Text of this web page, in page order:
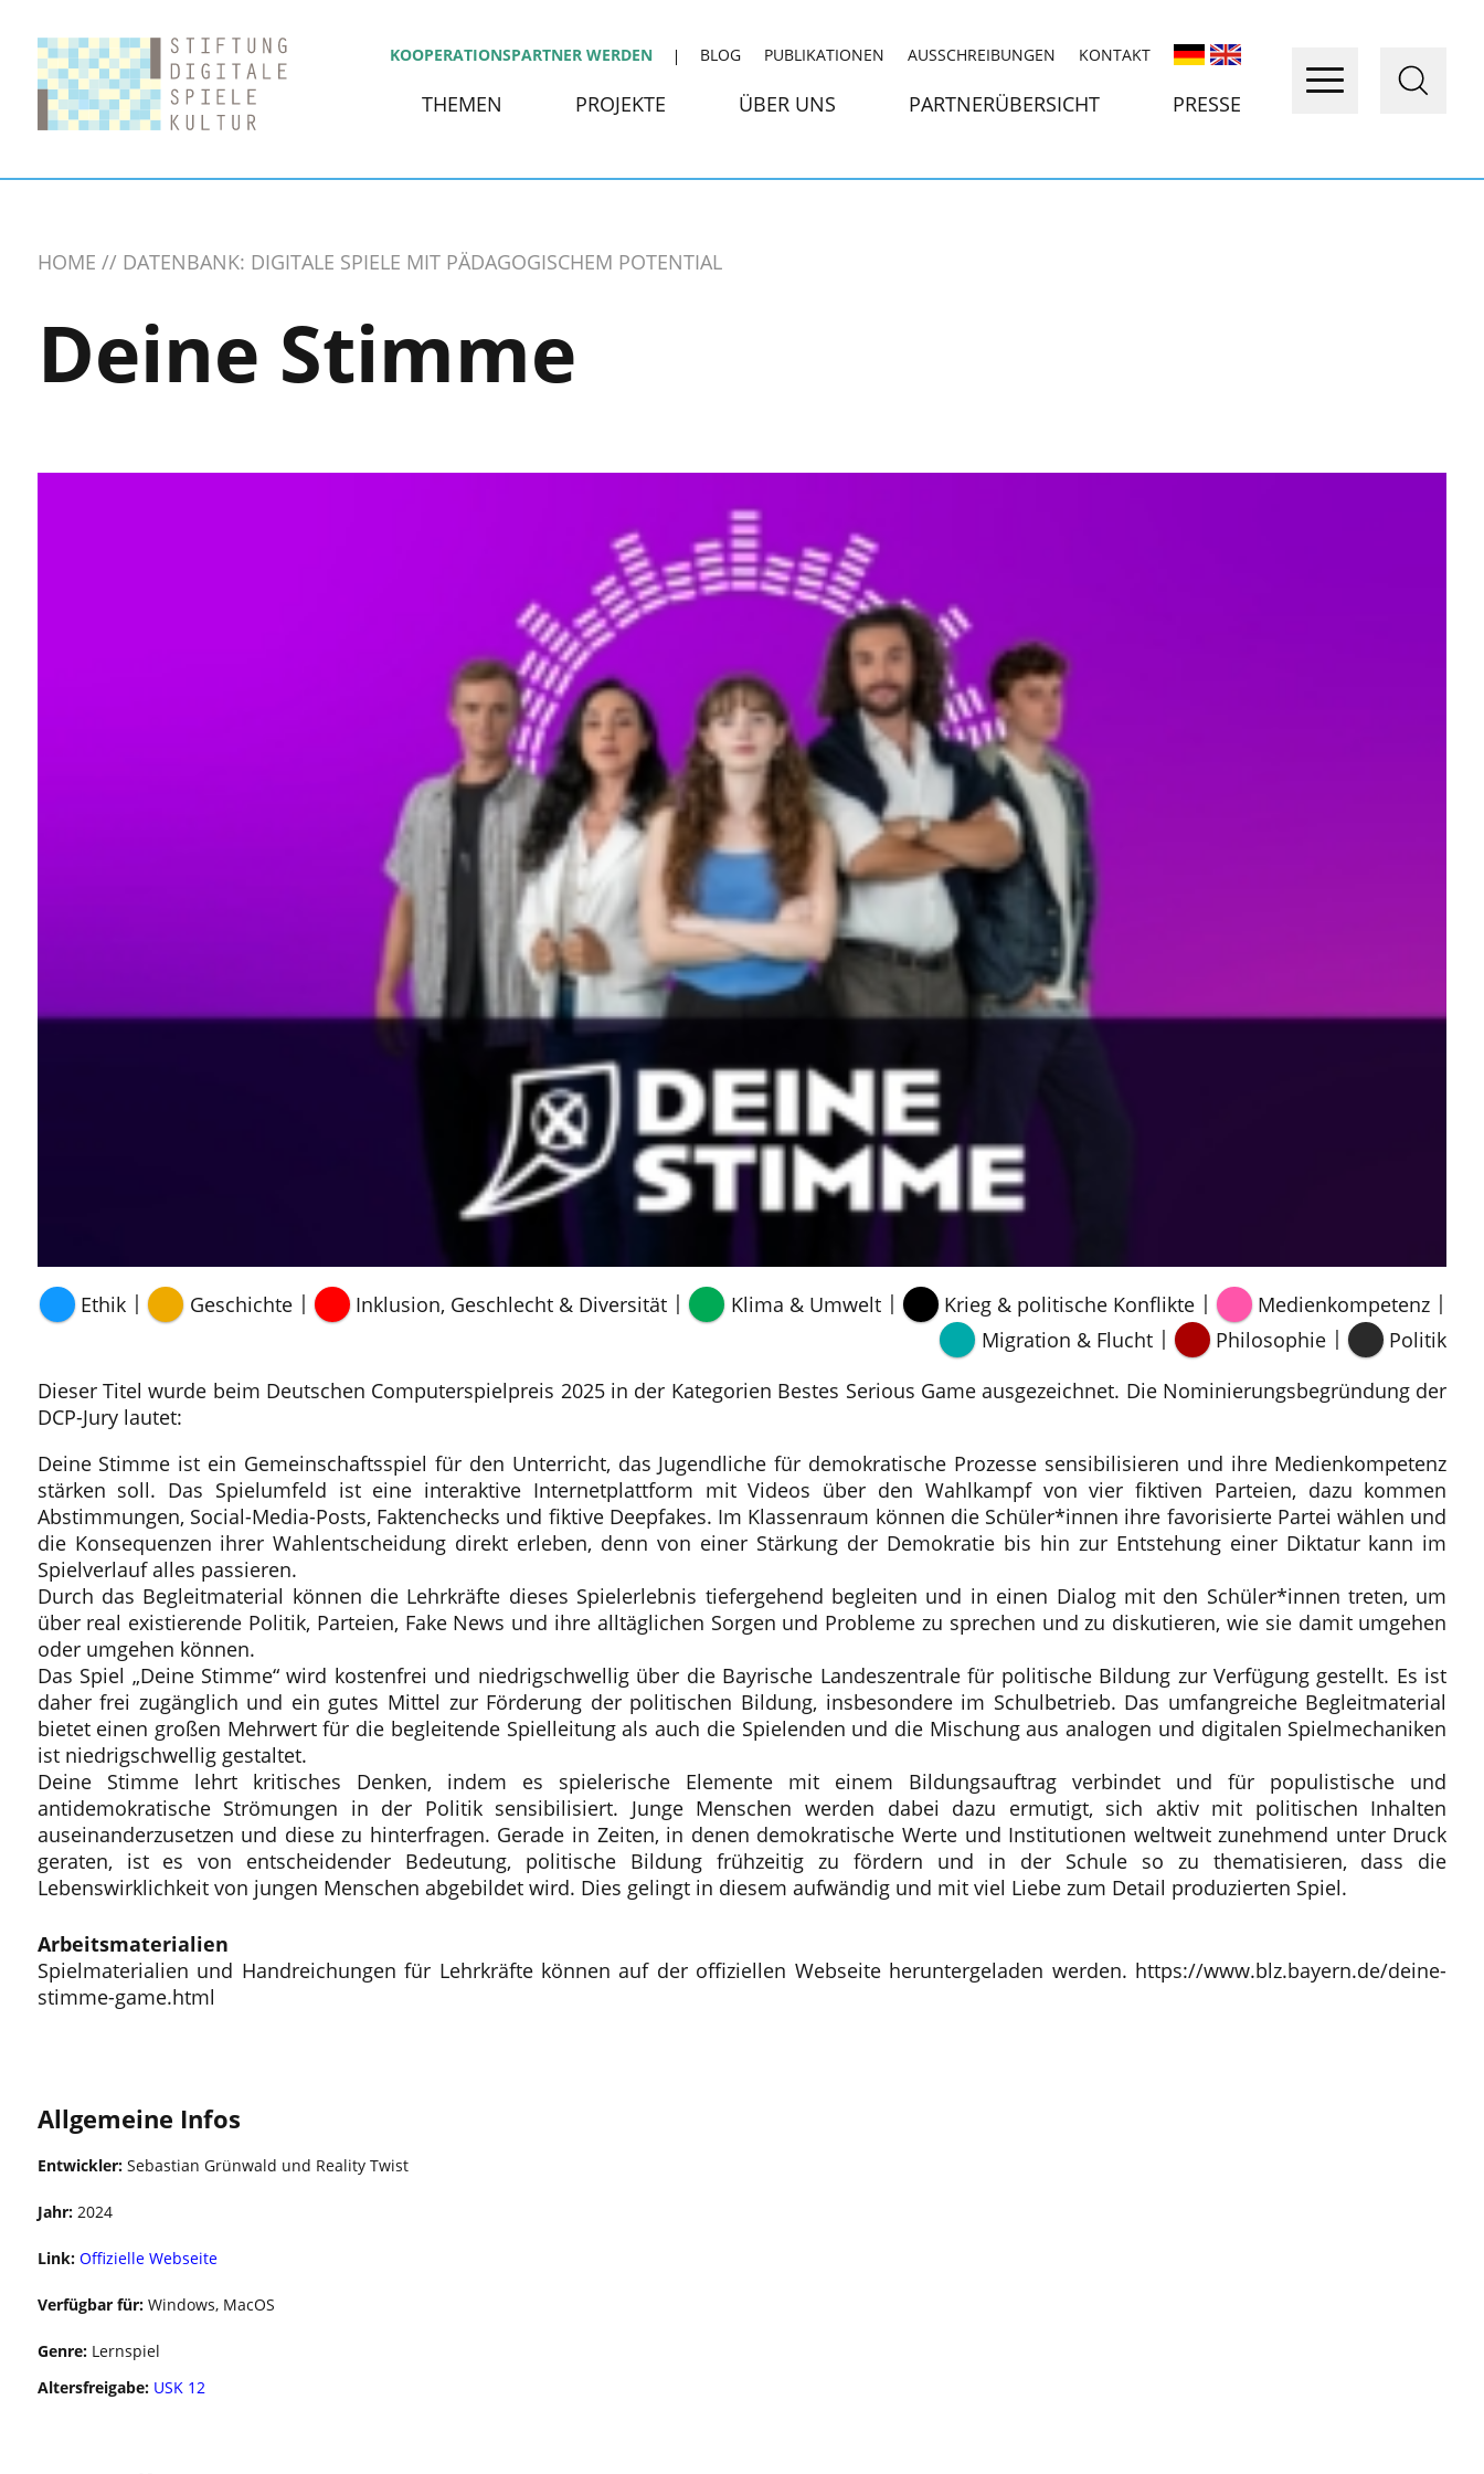
KOOPERATIONSPARTNER WERDEN BLOG PUBLIKATIONEN AUSSCHREIBUNGEN KONTAKT
THEMEN PROJEKTE ÜBER UNS PARTNERÜBERSICHT PRESSE
HOME DATENBANK: DIGITALE SPIELE MIT PÄDAGOGISCHEM POTENTIAL
Deine Stimme
Ethik | Geschichte| Inklusion, Geschlecht & Diversität | Klima & Umwelt| Krieg & politische Konflikte | Medienkompetenz |
Migration & Flucht| Philosophie |
Politik
Dieser Titel wurde beim Deutschen Computerspielpreis 2025 in der Kategorien Bestes Serious Game ausgezeichnet. Die Nominierungsbegründung der
DCP-Jury lautet:
Deine Stimme ist ein Gemeinschaftsspiel für den Unterricht, das Jugendliche für demokratische Prozesse sensibilisieren und ihre Medienkompetenz
stärken soll. Das Spielumfeld ist eine interaktive Internetplattform mit Videos über den Wahlkampf von vier fiktiven Parteien, dazu kommen
Abstimmungen, Social-Media-Posts, Faktenchecks und fiktive Deepfakes. Im Klassenraum können die Schüler*innen ihre favorisierte Partei wählen und
die Konsequenzen ihrer Wahlentscheidung direkt erleben, denn von einer Stärkung der Demokratie bis hin zur Entstehung einer Diktatur kann im
Spielverlauf alles passieren.
Durch das Begleitmaterial können die Lehrkräfte dieses Spielerlebnis tiefergehend begleiten und in einen Dialog mit den Schüler*innen treten, um
über real existierende Politik, Parteien, Fake News und ihre alltäglichen Sorgen und Probleme zu sprechen und zu diskutieren, wie sie damit umgehen
oder umgehen können.
Das Spiel „Deine Stimme“ wird kostenfrei und niedrigschwellig über die Bayrische Landeszentrale für politische Bildung zur Verfügung gestellt. Es ist
daher frei zugänglich und ein gutes Mittel zur Förderung der politischen Bildung, insbesondere im Schulbetrieb. Das umfangreiche Begleitmaterial
bietet einen großen Mehrwert für die begleitende Spielleitung als auch die Spielenden und die Mischung aus analogen und digitalen Spielmechaniken
ist niedrigschwellig gestaltet.
Deine Stimme lehrt kritisches Denken, indem es spielerische Elemente mit einem Bildungsauftrag verbindet und für populistische und
antidemokratische Strömungen in der Politik sensibilisiert. Junge Menschen werden dabei dazu ermutigt, sich aktiv mit politischen Inhalten
auseinanderzusetzen und diese zu hinterfragen. Gerade in Zeiten, in denen demokratische Werte und Institutionen weltweit zunehmend unter Druck
geraten, ist es von entscheidender Bedeutung, politische Bildung frühzeitig zu fördern und in der Schule so zu thematisieren, dass die
Lebenswirklichkeit von jungen Menschen abgebildet wird. Dies gelingt in diesem aufwändig und mit viel Liebe zum Detail produzierten Spiel.
Arbeitsmaterialien
Spielmaterialien und Handreichungen für Lehrkräfte können auf der offiziellen Webseite heruntergeladen werden. https://www.blz.bayern.de/deine-
stimme-game.html
Allgemeine Infos
Entwickler:Sebastian Grünwald und Reality Twist
Jahr:2024
Link: Offizielle Webseite
Verfügbar für:Windows, MacOS
Genre:Lernspiel
Altersfreigabe:USK 12